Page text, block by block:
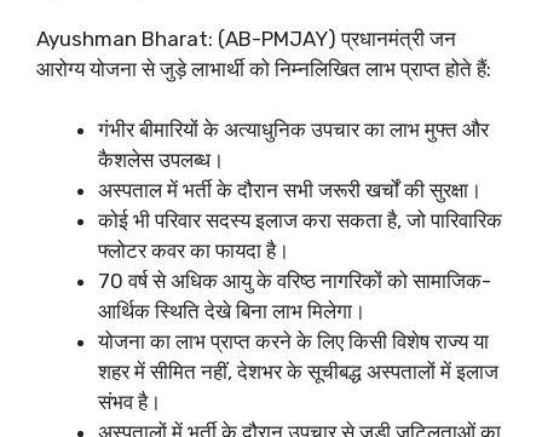
Ayushman Bharat: (AB-PMJAY) प्रधानमंत्री जन
आरोग्य योजना से जुड़े लाभार्थी को निम्नलिखित लाभ प्राप्त होते हैं:
गंभीर बीमारियों के अत्याधुनिक उपचार का लाभ मुफ्त और
कैशलेस उपलब्ध।
अस्पताल में भर्ती के दौरान सभी जरूरी खर्चों की सुरक्षा।
कोई भी परिवार सदस्य इलाज करा सकता है, जो पारिवारिक
फ्लोटर कवर का फायदा है।
70 वर्ष से अधिक आयु के वरिष्ठ नागरिकों को सामाजिक-
आर्थिक स्थिति देखे बिना लाभ मिलेगा।
योजना का लाभ प्राप्त करने के लिए किसी विशेष राज्य या
शहर में सीमित नहीं, देशभर के सूचीबद्ध अस्पतालों में इलाज
संभव है।